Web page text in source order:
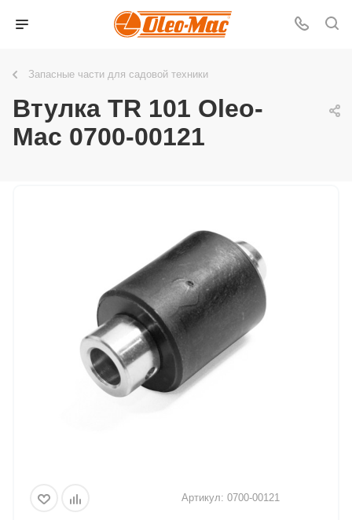
Запасные части для садовой техники
Втулка TR 101 Oleo-
Mac 0700-00121
Артикул: 0700-00121